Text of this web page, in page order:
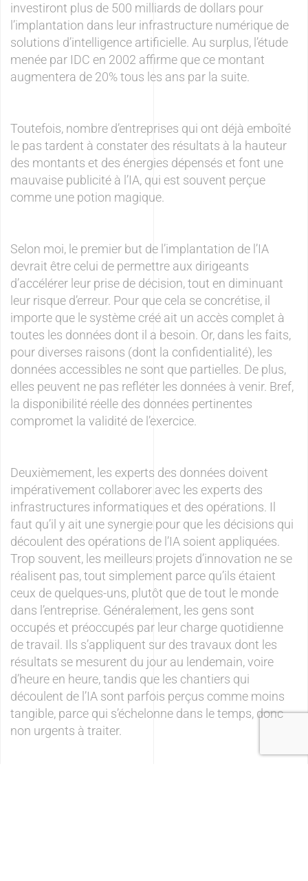
investiront plus de 500 milliards de dollars pour
l’implantation dans leur infrastructure numérique de
solutions d’intelligence artificielle. Au surplus, l’étude
menée par IDC en 2002 affirme que ce montant
augmentera de 20% tous les ans par la suite.
Toutefois, nombre d’entreprises qui ont déjà emboîté
le pas tardent à constater des résultats à la hauteur
des montants et des énergies dépensés et font une
mauvaise publicité à l’IA, qui est souvent perçue
comme une potion magique.
Selon moi, le premier but de l’implantation de l’IA
devrait être celui de permettre aux dirigeants
d’accélérer leur prise de décision, tout en diminuant
leur risque d’erreur. Pour que cela se concrétise, il
importe que le système créé ait un accès complet à
toutes les données dont il a besoin. Or, dans les faits,
pour diverses raisons (dont la confidentialité), les
données accessibles ne sont que partielles. De plus,
elles peuvent ne pas refléter les données à venir. Bref,
la disponibilité réelle des données pertinentes
compromet la validité de l’exercice.
Deuxièmement, les experts des données doivent
impérativement collaborer avec les experts des
infrastructures informatiques et des opérations. Il
faut qu’il y ait une synergie pour que les décisions qui
découlent des opérations de l’IA soient appliquées.
Trop souvent, les meilleurs projets d’innovation ne se
réalisent pas, tout simplement parce qu’ils étaient
ceux de quelques-uns, plutôt que de tout le monde
dans l’entreprise. Généralement, les gens sont
occupés et préoccupés par leur charge quotidienne
de travail. Ils s’appliquent sur des travaux dont les
résultats se mesurent du jour au lendemain, voire
d’heure en heure, tandis que les chantiers qui
découlent de l’IA sont parfois perçus comme moins
tangible, parce qui s’échelonne dans le temps, donc
non urgents à traiter.